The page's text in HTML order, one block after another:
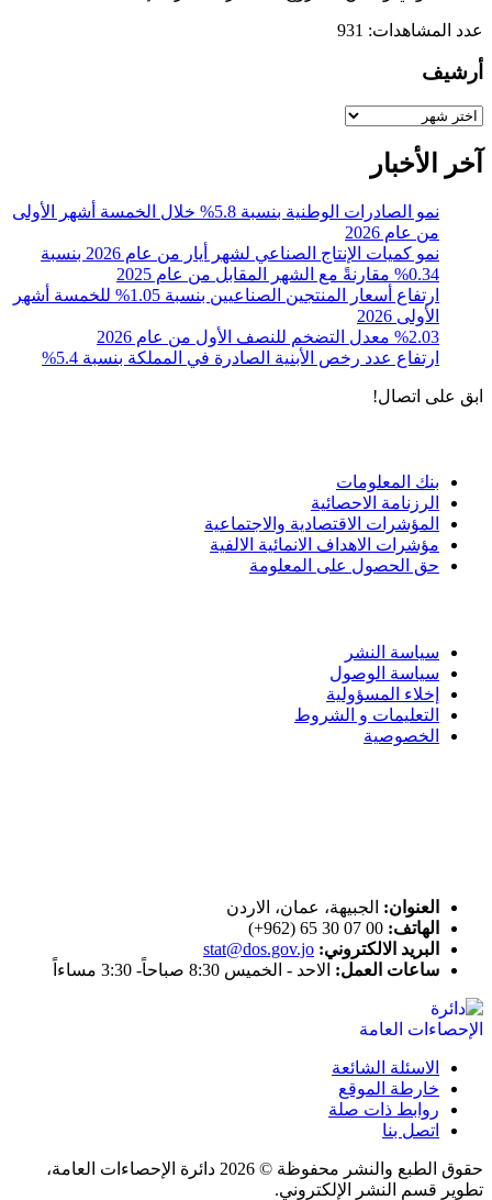
عدد المشاهدات: 931
أرشيف
أرشيف
آخر الأخبار
نمو الصادرات الوطنية بنسبة 5.8% خلال الخمسة أشهر الأولى
من عام 2026
نمو كميات الإنتاج الصناعي لشهر أيار من عام 2026 بنسبة
0.34% مقارنةً مع الشهر المقابل من عام 2025
ارتفاع أسعار المنتجين الصناعيين بنسبة 1.05% للخمسة أشهر
الأولى 2026
%2.03 معدل التضخم للنصف الأول من عام 2026
ارتفاع عدد رخص الأبنية الصادرة في المملكة بنسبة 5.4%
ابق على اتصال!
بنك المعلومات
الرزنامة الاحصائية
المؤشرات الاقتصادية والاجتماعية
مؤشرات الاهداف الانمائية الالفية
حق الحصول على المعلومة
سياسة النشر
سياسة الوصول
إخلاء المسؤولية
التعليمات و الشروط
الخصوصية
العنوان: الجبيهة، عمان، الاردن
الهاتف: 00 07 30 65 (962+)
البريد الالكتروني: stat@dos.gov.jo
ساعات العمل: الاحد - الخميس 8:30 صباحاً- 3:30 مساءاً
الاسئلة الشائعة
خارطة الموقع
روابط ذات صلة
اتصل بنا
حقوق الطبع والنشر محفوظة © 2026 دائرة الإحصاءات العامة،
تطوير قسم النشر الإلكتروني.